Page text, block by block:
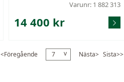
Varunr: 1 882 313
14 400 kr
<Föregående 7 v Nästa> Sista>>